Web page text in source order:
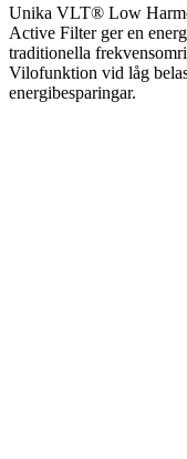
Unika VLT® Low
Active Filter ger en
traditionella
Vilofunktion vid låg
energibesparingar.